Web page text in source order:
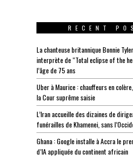
RECENT
La chanteuse britannique Bonnie
interprète de “Total eclipse of the
l’âge de 75 ans
Uber à Maurice : chauffeurs en
la Cour suprême saisie
L’Iran accueille des dizaines de
funérailles de Khamenei, sans
Ghana : Google installe à Accra le
d’IA appliquée du continent africain